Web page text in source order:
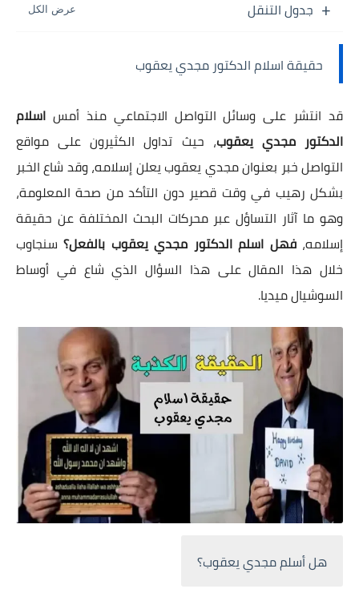
جدول التنقل
حقيقة اسلام الدكتور مجدي يعقوب
قد انتشر على وسائل التواصل الاجتماعي منذ أمس اسلام
الدكتور مجدي يعقوب، حيث تداول الكثيرون على مواقع
التواصل خبر بعنوان مجدي يعقوب يعلن إسلامه، وقد شاع الخبر
بشكل رهيب في وقت قصير دون التأكد من صحة المعلومة،
وهو ما آثار التساؤل عبر محركات البحث المختلفة عن حقيقة
إسلامه،فهل اسلم الدكتور مجدي يعقوب بالفعل؟سنجاوب
خلال هذا المقال على هذا السؤال الذي شاع في أوساط
السوشيال ميديا.
هل أسلم مجدي يعقوب؟